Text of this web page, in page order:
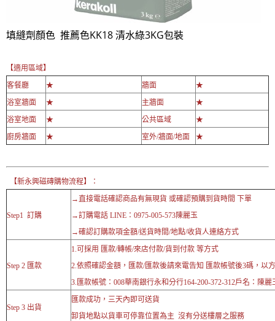
填縫劑顏色 推薦色KK18 清水綠3KG包裝
【適用區域】
客餐廳
★ 牆面
★
浴室牆面
★ 主牆面
★
浴室地面
★ 公共區域
★
廚房牆面
★ 室外/牆面/地面 ★
【新永興磁磚購物流程】：
Step1 訂購
→直接電話確認商品有無現貨 或確認預購到貨時間 下單
→訂購電話 LINE：0975-005-573陳麗玉
→確認訂購款項金額/送貨時間/地點/收貨人連絡方式
Step 2 匯款
1.可採用 匯款/轉帳/來店付款/貨到付款 等方式
2.依照確認金額，匯款/匯款後請來電告知 匯款帳號後3碼，以
3.匯款帳號：008華南銀行永和分行164-200-372-312戶名：陳麗
Step 3 出貨
匯款成功，三天內即可送貨
卸貨地點以貨車可停靠位置為主 沒有分送樓層之服務